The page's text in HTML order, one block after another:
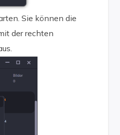
Sie können die
der rechten